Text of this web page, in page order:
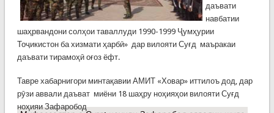
даъвати
навбатии
шаҳрвандони солҳои таваллуди 1990-1999 Ҷумҳурии
Тоҷикистон ба хизмати ҳарбӣ» дар вилояти Суғд маъракаи
даъвати тирамоҳӣ оғоз ёфт.
Тавре хабарнигори минтақавии АМИТ «Ховар» иттилоъ дод, дар
рӯзи аввали даъват миёни 18 шаҳру ноҳияҳои вилояти Суғд
ноҳияи Зафаробод